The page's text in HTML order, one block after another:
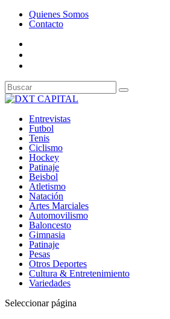
Quienes Somos
Contacto
Entrevistas
Futbol
Tenis
Ciclismo
Hockey
Patinaje
Beisbol
Atletismo
Natación
Artes Marciales
Automovilismo
Baloncesto
Gimnasia
Patinaje
Pesas
Otros Deportes
Cultura & Entretenimiento
Variedades
Seleccionar página